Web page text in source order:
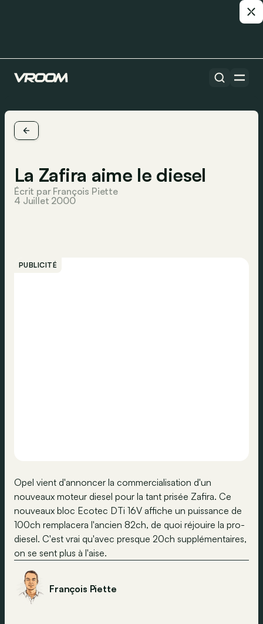
La Zafira aime le diesel
Écrit par François Piette
4 Juillet 2000
PUBLICITÉ
Opel vient d'annoncer la commercialisation d'un
nouveaux moteur diesel pour la tant prisée Zafira. Ce
nouveaux bloc Ecotec DTi 16V affiche un puissance de
100ch remplacera l'ancien 82ch, de quoi réjouire la pro-
diesel. C'est vrai qu'avec presque 20ch supplémentaires,
on se sent plus à l'aise.
François Piette